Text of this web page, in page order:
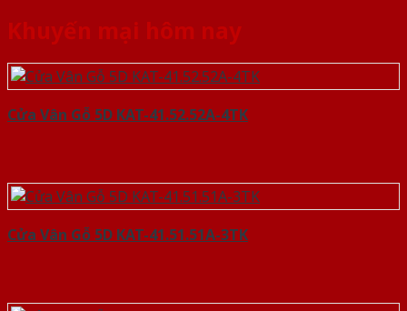
Khuyến mại hôm nay
Cửa Vân Gỗ 5D KAT-41.52.52A-4TK
Cửa Vân Gỗ 5D KAT-41.51.51A-3TK